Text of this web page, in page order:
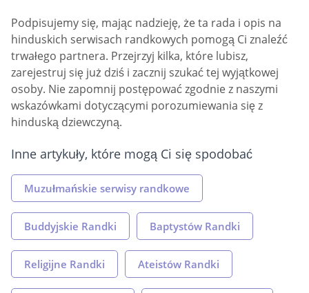
Podpisujemy się, mając nadzieję, że ta rada i opis na
hinduskich serwisach randkowych pomogą Ci znaleźć
trwałego partnera. Przejrzyj kilka, które lubisz,
zarejestruj się już dziś i zacznij szukać tej wyjątkowej
osoby. Nie zapomnij postępować zgodnie z naszymi
wskazówkami dotyczącymi porozumiewania się z
hinduską dziewczyną.
Inne artykuły, które mogą Ci się spodobać
Muzułmańskie serwisy randkowe
Buddyjskie Randki Baptystów Randki
Religijne Randki Ateistów Randki